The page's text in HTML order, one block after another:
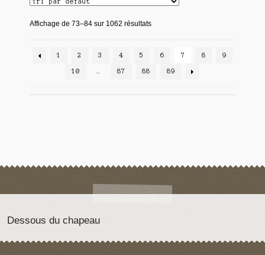
Affichage de 73–84 sur 1062 résultats
1 2 3 4 5 6 7 8 9
10 87 88 89
Dessous du chapeau